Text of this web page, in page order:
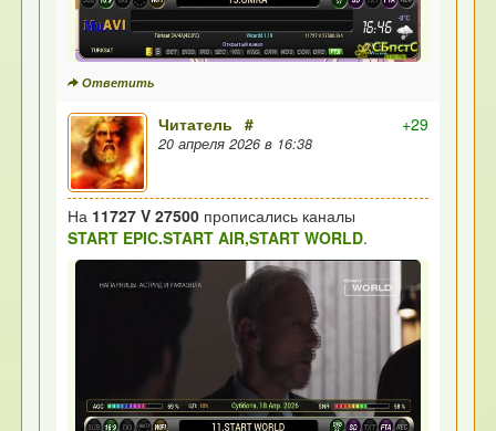
Ответить
+29
Читатель #
20 апреля 2026 в 16:38
На 11727 V 27500 прописались каналы
START EPIC.START AIR,START WORLD.